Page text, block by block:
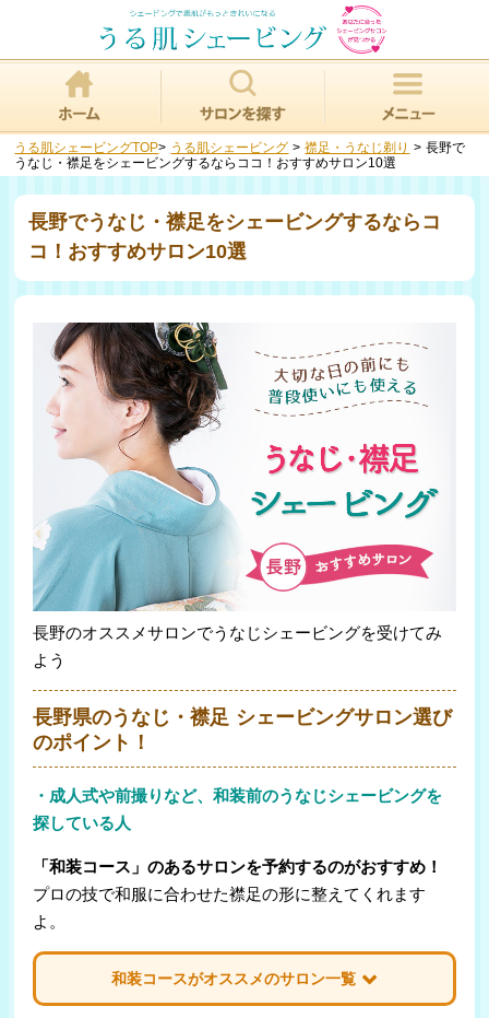
うる肌シェービングTOP> うる肌シェービング >襟足・うなじ剃り >長野で
うなじ・襟足をシェービングするならココ！おすすめサロン10選
長野でうなじ・襟足をシェービングするならコ
コ！おすすめサロン10選
長野のオススメサロンでうなじシェービングを受けてみ
よう
長野県のうなじ・襟足 シェービングサロン選び
のポイント！
・成人式や前撮りなど、和装前のうなじシェービングを
探している人
「和装コース」のあるサロンを予約するのがおすすめ！
プロの技で和服に合わせた襟足の形に整えてくれます
よ。
和装コースがオススメのサロン一覧